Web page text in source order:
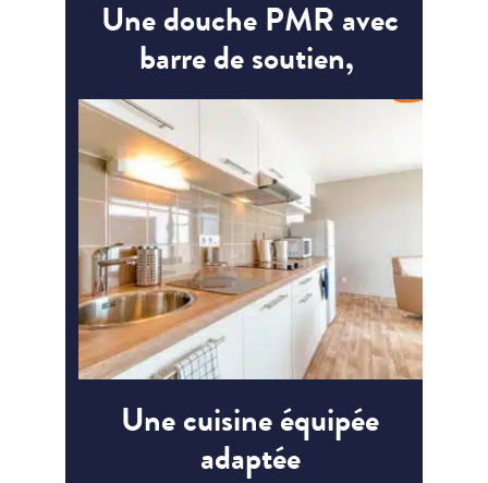
Une douche PMR avec
barre de soutien,
Une cuisine équipée
adaptée